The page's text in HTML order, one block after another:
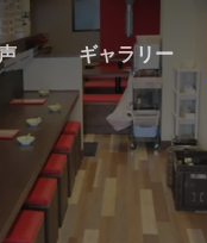
ギャラリー